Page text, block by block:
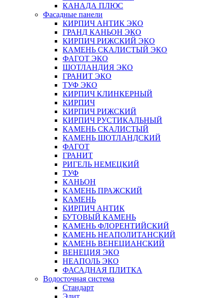
КАНАДА ПЛЮС
Фасадные панели
КИРПИЧ АНТИК ЭКО
ГРАНД КАНЬОН ЭКО
КИРПИЧ РИЖСКИЙ ЭКО
КАМЕНЬ СКАЛИСТЫЙ ЭКО
ФАГОТ ЭКО
ШОТЛАНДИЯ ЭКО
ГРАНИТ ЭКО
ТУФ ЭКО
КИРПИЧ КЛИНКЕРНЫЙ
КИРПИЧ
КИРПИЧ РИЖСКИЙ
КИРПИЧ РУСТИКАЛЬНЫЙ
КАМЕНЬ СКАЛИСТЫЙ
КАМЕНЬ ШОТЛАНДСКИЙ
ФАГОТ
ГРАНИТ
РИГЕЛЬ НЕМЕЦКИЙ
ТУФ
КАНЬОН
КАМЕНЬ ПРАЖСКИЙ
КАМЕНЬ
КИРПИЧ АНТИК
БУТОВЫЙ КАМЕНЬ
КАМЕНЬ ФЛОРЕНТИЙСКИЙ
КАМЕНЬ НЕАПОЛИТАНСКИЙ
КАМЕНЬ ВЕНЕЦИАНСКИЙ
ВЕНЕЦИЯ ЭКО
НЕАПОЛЬ ЭКО
ФАСАДНАЯ ПЛИТКА
Водосточная система
Стандарт
Элит